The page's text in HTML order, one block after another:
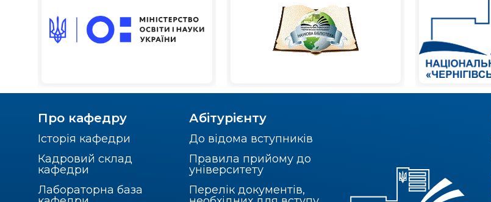
Про кафедру
Історія кафедри
Кадровий склад
кафедри
Лабораторна база
Абітурієнту
До відома вступників
Правила прийому до
університету
Перелік документів,